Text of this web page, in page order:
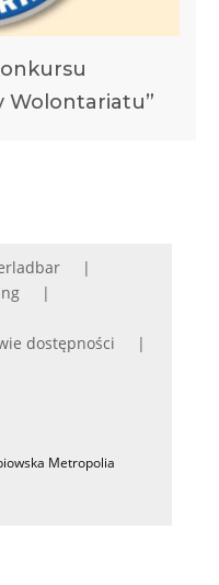
Wolontariatu”
dostępności
Metropolia